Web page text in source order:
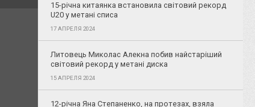
15-річна китаянка встановила світовий рекорд
U20 у метані списа
17 АПРЕЛЯ 2024
Литовець Миколас Алекна побив найстаріший
світовий рекорд у метані диска
15 АПРЕЛЯ 2024
12-річна Яна Степаненко, на протезах, взяла